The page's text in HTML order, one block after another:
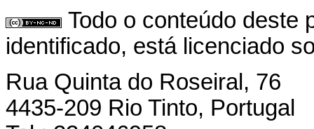
Todo o conteúdo deste
identificado, está licenciado
Rua Quinta do Roseiral, 76
4435-209 Rio Tinto, Portugal